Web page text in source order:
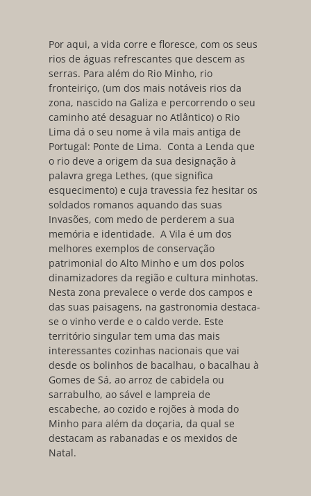
Por aqui, a vida corre e floresce, com os seus
rios de águas refrescantes que descem as
serras. Para além do Rio Minho, rio
fronteiriço, (um dos mais notáveis rios da
zona, nascido na Galiza e percorrendo o seu
caminho até desaguar no Atlântico) o Rio
Lima dá o seu nome à vila mais antiga de
Portugal: Ponte de Lima. Conta a Lenda que
o rio deve a origem da sua designação à
palavra grega Lethes, (que significa
esquecimento) e cuja travessia fez hesitar os
soldados romanos aquando das suas
Invasões, com medo de perderem a sua
memória e identidade. A Vila é um dos
melhores exemplos de conservação
patrimonial do Alto Minho e um dos polos
dinamizadores da região e cultura minhotas.
Nesta zona prevalece o verde dos campos e
das suas paisagens, na gastronomia destaca-
se o vinho verde e o caldo verde. Este
território singular tem uma das mais
interessantes cozinhas nacionais que vai
desde os bolinhos de bacalhau, o bacalhau à
Gomes de Sá, ao arroz de cabidela ou
sarrabulho, ao sável e lampreia de
escabeche, ao cozido e rojões à moda do
Minho para além da doçaria, da qual se
destacam as rabanadas e os mexidos de
Natal.